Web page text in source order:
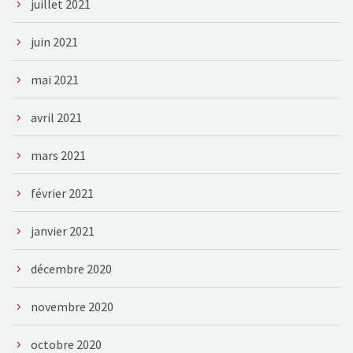
juillet 2021
juin 2021
mai 2021
avril 2021
mars 2021
février 2021
janvier 2021
décembre 2020
novembre 2020
octobre 2020